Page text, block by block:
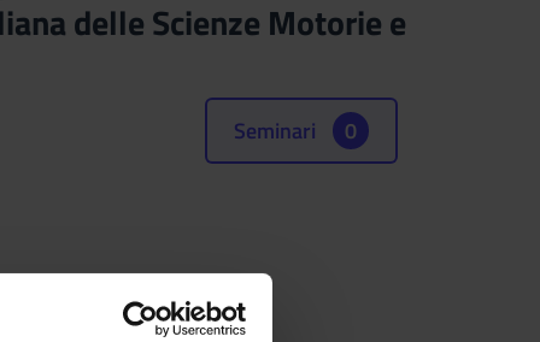
delle Scienze Motorie e
Seminari 0